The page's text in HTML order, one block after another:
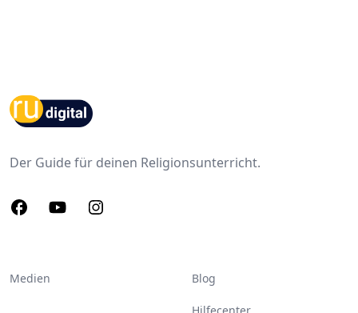
Footer
Der Guide für deinen Religionsunterricht.
FacebookYoutubeInstagram
Medien Blog